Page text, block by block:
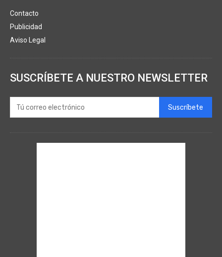
Contacto
Publicidad
Aviso Legal
SUSCRÍBETE A NUESTRO NEWSLETTER
Suscríbete